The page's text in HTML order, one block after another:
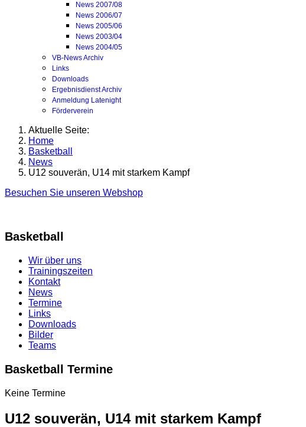
News 2007/08
News 2006/07
News 2005/06
News 2003/04
News 2004/05
VB-News Archiv
Links
Downloads
Ergebnisdienst Archiv
Anmeldung Latenight
Förderverein
Aktuelle Seite:
Home
Basketball
News
U12 souverän, U14 mit starkem Kampf
Besuchen Sie unseren Webshop
Basketball
Wir über uns
Trainingszeiten
Kontakt
News
Termine
Links
Downloads
Bilder
Teams
Basketball Termine
Keine Termine
U12 souverän, U14 mit starkem Kampf